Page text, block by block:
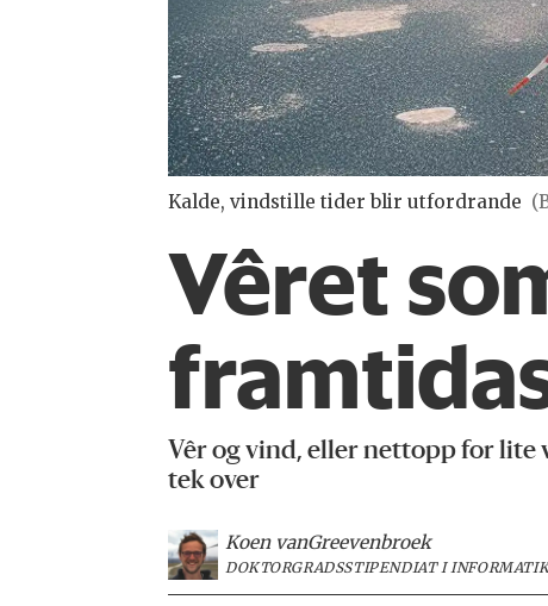
Kalde, vindstille tider blir utfordrande
Vêret
Vêr og vind, eller nettopp for
tek over
Koen vanGreevenbroek
DOKTORGRADSSTIPENDIAT I